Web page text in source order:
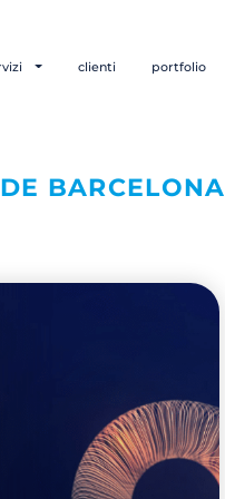
clienti portfolio
BARCELONA